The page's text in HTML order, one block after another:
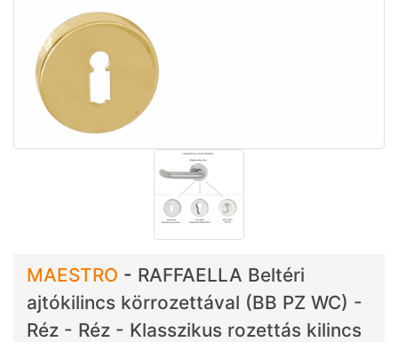
MAESTRO - RAFFAELLA Beltéri
ajtókilincs körrozettával (BB PZ WC) -
Réz - Réz - Klasszikus rozettás kilincs